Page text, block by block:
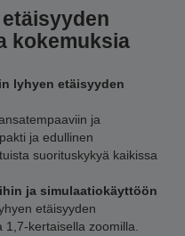
kokemuksia
lyhyen etäisyyden
ja
ja edullinen
suorituskykyä kaikissa
ja simulaatiokäyttöön
etäisyyden
kertaisella zoomilla.